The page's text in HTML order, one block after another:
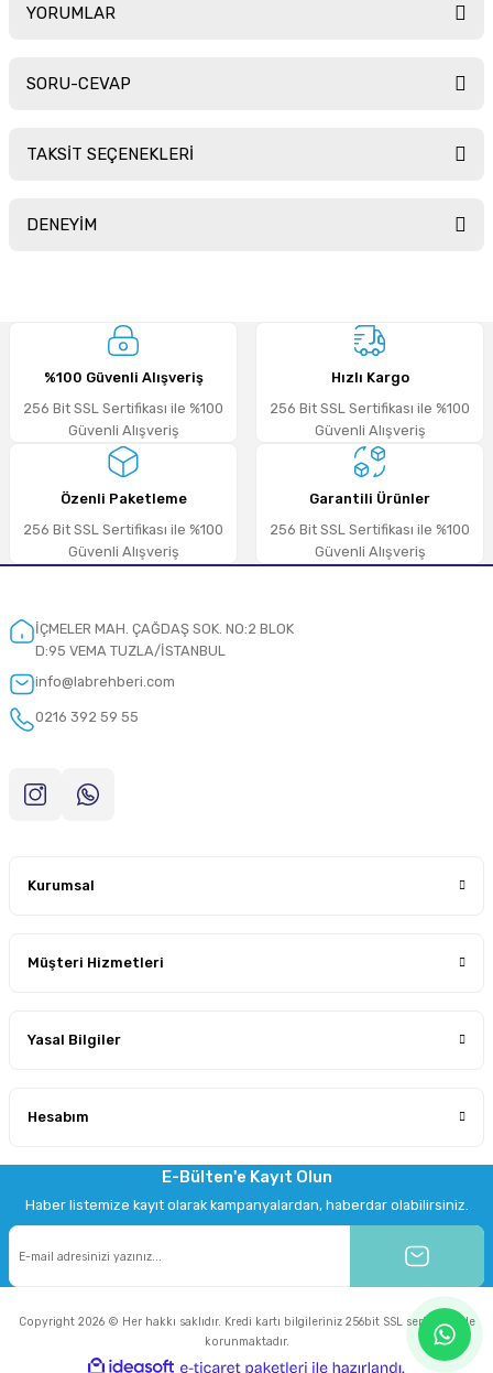
YORUMLAR
SORU-CEVAP
TAKSİT SEÇENEKLERİ
DENEYİM
Deneyimini Paylaş
%100 Güvenli Alışveriş
256 Bit SSL Sertifikası ile %100
Güvenli Alışveriş
Hızlı Kargo
256 Bit SSL Sertifikası ile %100
Güvenli Alışveriş
Özenli Paketleme
256 Bit SSL Sertifikası ile %100
Güvenli Alışveriş
Garantili Ürünler
256 Bit SSL Sertifikası ile %100
Güvenli Alışveriş
İÇMELER MAH. ÇAĞDAŞ SOK. NO:2 BLOK
D:95 VEMA TUZLA/İSTANBUL
info@labrehberi.com
0216 392 59 55
Kurumsal
Müşteri Hizmetleri
Yasal Bilgiler
Hesabım
E-Bülten'e Kayıt Olun
Haber listemize kayıt olarak kampanyalardan, haberdar olabilirsiniz.
Copyright 2026 © Her hakkı saklıdır. Kredi kartı bilgileriniz 256bit SSL sertifikası ile
korunmaktadır.
ideasoft e-